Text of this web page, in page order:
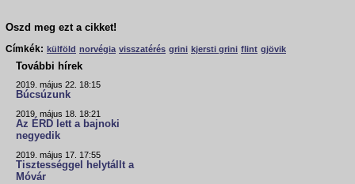
Oszd meg ezt a cikket!
Címkék: külföld norvégia visszatérés grini kjersti grini flint gjövik
További hírek
2019. május 22. 18:15
Búcsúzunk
2019. május 18. 18:21
Az ÉRD lett a bajnoki
negyedik
2019. május 17. 17:55
Tisztességgel helytállt a
Móvár